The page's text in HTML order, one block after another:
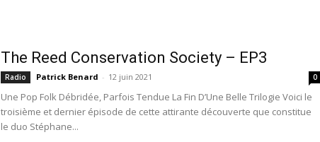
The Reed Conservation Society – EP3
Radio Patrick Benard - 12 juin 2021 0
Une Pop Folk Débridée, Parfois Tendue La Fin D’Une Belle Trilogie Voici le
troisième et dernier épisode de cette attirante découverte que constitue
le duo Stéphane...